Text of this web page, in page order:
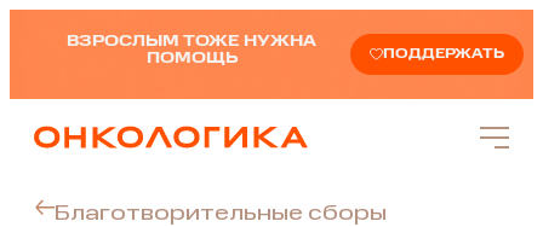
ВЗРОСЛЫМ ТОЖЕ НУЖНА
ПОМОЩЬ
ПОДДЕРЖАТЬ
Благотворительные сборы